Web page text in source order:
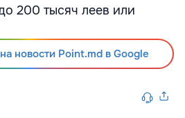
200 тысяч леев или
новости Point.md в Google